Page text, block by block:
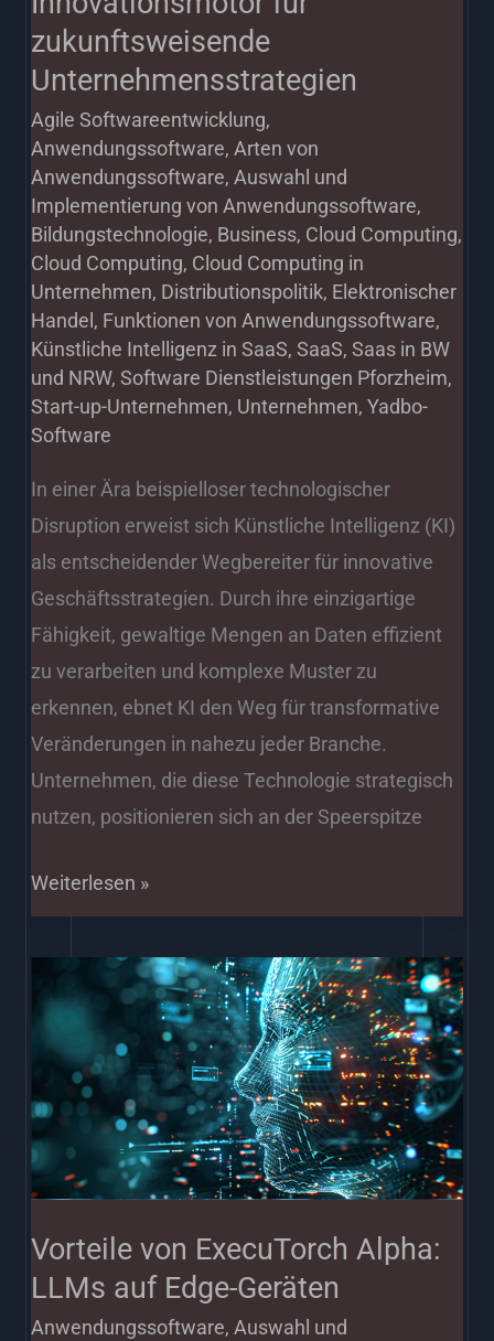
zukunftsweisende
Unternehmensstrategien
Agile Softwareentwicklung,
Anwendungssoftware,Arten von
Anwendungssoftware,Auswahl und
Implementierung von Anwendungssoftware,
Bildungstechnologie, Business, Cloud Computing,
Cloud Computing, Cloud Computing in
Unternehmen, Distributionspolitik, Elektronischer
Handel , Funktionen von Anwendungssoftware,
Künstliche Intelligenz in SaaS,SaaS,Saas in BW
und NRW,Software Dienstleistungen Pforzheim,
Start-up-Unternehmen, Unternehmen,Yadbo-
Software
In einer Ära beispielloser technologischer
Disruption erweist sich Künstliche Intelligenz (KI)
als entscheidender Wegbereiter für innovative
Geschäftsstrategien. Durch ihre einzigartige
Fähigkeit, gewaltige Mengen an Daten effizient
zu verarbeiten und komplexe Muster zu
erkennen, ebnet KI den Weg für transformative
Veränderungen in nahezu jeder Branche.
Unternehmen, die diese Technologie strategisch
nutzen, positionieren sich an der Speerspitze
Weiterlesen »
Vorteile von ExecuTorch Alpha:
LLMs auf Edge-Geräten
Anwendungssoftware,Auswahl und
von
ExecuTorch
Alpha:
LLMs
auf
Edge-